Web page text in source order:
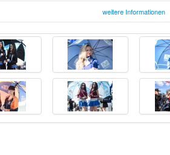
weitere Informationen
MotoGP 2017 aus Le Mans in Frankreich